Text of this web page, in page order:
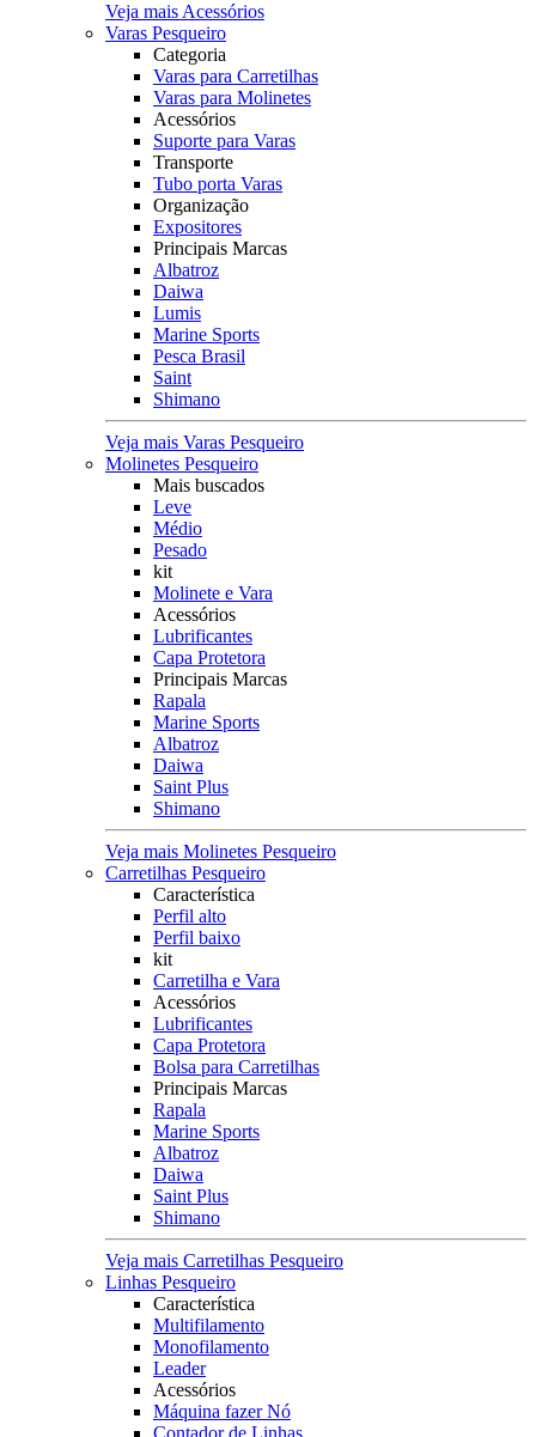
Veja mais Acessórios
Varas Pesqueiro
Categoria
Varas para Carretilhas
Varas para Molinetes
Acessórios
Suporte para Varas
Transporte
Tubo porta Varas
Organização
Expositores
Principais Marcas
Albatroz
Daiwa
Lumis
Marine Sports
Pesca Brasil
Saint
Shimano
Veja mais Varas Pesqueiro
Molinetes Pesqueiro
Mais buscados
Leve
Médio
Pesado
kit
Molinete e Vara
Acessórios
Lubrificantes
Capa Protetora
Principais Marcas
Rapala
Marine Sports
Albatroz
Daiwa
Saint Plus
Shimano
Veja mais Molinetes Pesqueiro
Carretilhas Pesqueiro
Característica
Perfil alto
Perfil baixo
kit
Carretilha e Vara
Acessórios
Lubrificantes
Capa Protetora
Bolsa para Carretilhas
Principais Marcas
Rapala
Marine Sports
Albatroz
Daiwa
Saint Plus
Shimano
Veja mais Carretilhas Pesqueiro
Linhas Pesqueiro
Característica
Multifilamento
Monofilamento
Leader
Acessórios
Máquina fazer Nó
Contador de Linhas